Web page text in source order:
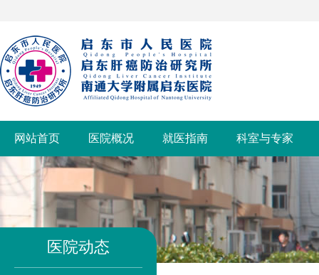
网站首页 医院概况 就医指南 科室与专家
医院动态